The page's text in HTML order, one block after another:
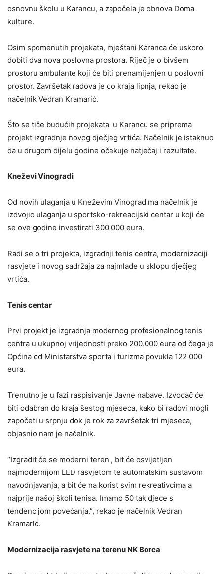
osnovnu školu u Karancu, a započela je obnova Doma
kulture.
Osim spomenutih projekata, mještani Karanca će uskoro
dobiti dva nova poslovna prostora. Riječ je o bivšem
prostoru ambulante koji će biti prenamijenjen u poslovni
prostor. Završetak radova je do kraja lipnja, rekao je
načelnik Vedran Kramarić.
Što se tiče budućih projekata, u Karancu se priprema
projekt izgradnje novog dječjeg vrtića. Načelnik je istaknuo
da u drugom dijelu godine očekuje natječaj i rezultate.
Kneževi Vinogradi
Od novih ulaganja u Kneževim Vinogradima načelnik je
izdvojio ulaganja u sportsko-rekreacijski centar u koji će
se ove godine investirati 300 000 eura.
Radi se o tri projekta, izgradnji tenis centra, modernizaciji
rasvjete i novog sadržaja za najmlađe u sklopu dječjeg
vrtića.
Tenis centar
Prvi projekt je izgradnja modernog profesionalnog tenis
centra u ukupnoj vrijednosti preko 200.000 eura od čega je
Općina od Ministarstva sporta i turizma povukla 122 000
eura.
Trenutno je u fazi raspisivanje Javne nabave. Izvođač će
biti odabran do kraja šestog mjeseca, kako bi radovi mogli
započeti u srpnju dok je rok za završetak tri mjeseca,
objasnio nam je načelnik.
“Izgradit će se moderni tereni, bit će osvijetljen
najmodernijom LED rasvjetom te automatskim sustavom
navodnjavanja, a bit će na korist svim rekreativcima a
najprije našoj školi tenisa. Imamo 50 tak djece s
tendencijom povećanja.”, rekao je načelnik Vedran
Kramarić.
Modernizacija rasvjete na terenu NK Borca